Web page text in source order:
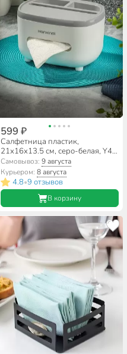
599 ₽
Салфетница пластик,
21х16х13.5 см, серо-белая, Y4-
7237
Самовывоз: 9 августа
Курьером: 8 августа
4.8•9 отзывов
В корзину